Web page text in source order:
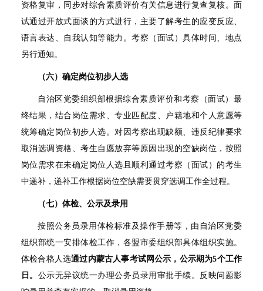
资格复审，同步对综合素质评价有关信息进行复查复核。面
试通过开放式面谈的方式进行，主要了解考生的应变反应、
语言表达、自我认知等能力。考察（面试）具体时间、地点
另行通知。
（六）确定岗位初步人选
自治区党委组织部根据综合素质评价和考察（面试）最
终结果，结合岗位需求、专业匹配度、户籍地和个人意愿等
统筹确定岗位初步人选。对因考察出现缺额、违反纪律要求
取消选调资格、考生自愿放弃等原因出现的空缺岗位，按照
岗位需求在未确定岗位人选且顺利通过考察（面试）的考生
中递补，递补工作根据岗位空缺需要贯穿选调工作全过程。
（七）体检、公示及录用
按照公务员录用体检标准及操作手册等，由自治区党委
组织部统一安排体检工作，各盟市委组织部具体组织实施。
体检合格人选通过内蒙古人事考试网公示，公示期为5个工作
日。 公示无异议统一办理公务员录用审批手续。反映问题影